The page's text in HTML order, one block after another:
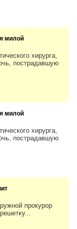
милой
хирурга,
пострадавшую
милой
хирурга,
пострадавшую
прокурор